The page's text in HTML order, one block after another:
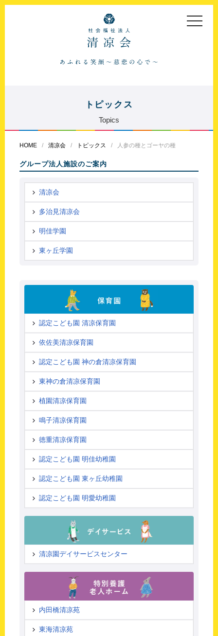
toggle
トピックス
Topics
HOME 清凉会 トピックス 人参の種とゴーヤの種
グループ法人施設のご案内
清凉会
多治見清凉会
明佳学園
東ヶ丘学園
認定こども園 清凉保育園
依佐美清凉保育園
認定こども園 神の倉清凉保育園
東神の倉清凉保育園
植園清凉保育園
鳴子清凉保育園
徳重清凉保育園
認定こども園 明佳幼稚園
認定こども園 東ヶ丘幼稚園
認定こども園 明愛幼稚園
清凉園デイサービスセンター
内田橋清凉苑
東海清凉苑